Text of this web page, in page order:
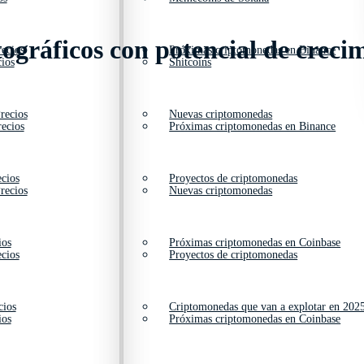
Próximas criptomonedas en Binance
Nuevas criptomonedas
Proyectos de criptomonedas
Próximas criptomonedas en Coinbase
Criptomonedas que van a explotar en
Shitcoins
Próximas criptomonedas en Binance
Nuevas criptomonedas
Proyectos de criptomonedas
Próximas criptomonedas en Coinbase
con potencial de